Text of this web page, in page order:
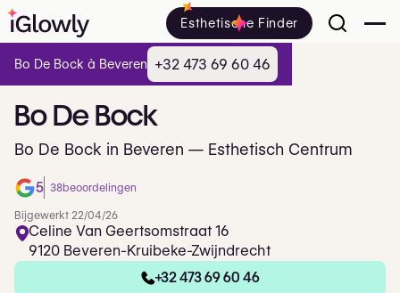
Esthetische Finder
BoDeBock
Bo De Bock in Beveren — Esthetisch Centrum
5 38beoordelingen
Bijgewerkt 22/04/26
Celine Van Geertsomstraat 16
9120 Beveren-Kruibeke-Zwijndrecht
+32 473 69 60 46
Bo De Bock à Beveren +32 473 69 60 46